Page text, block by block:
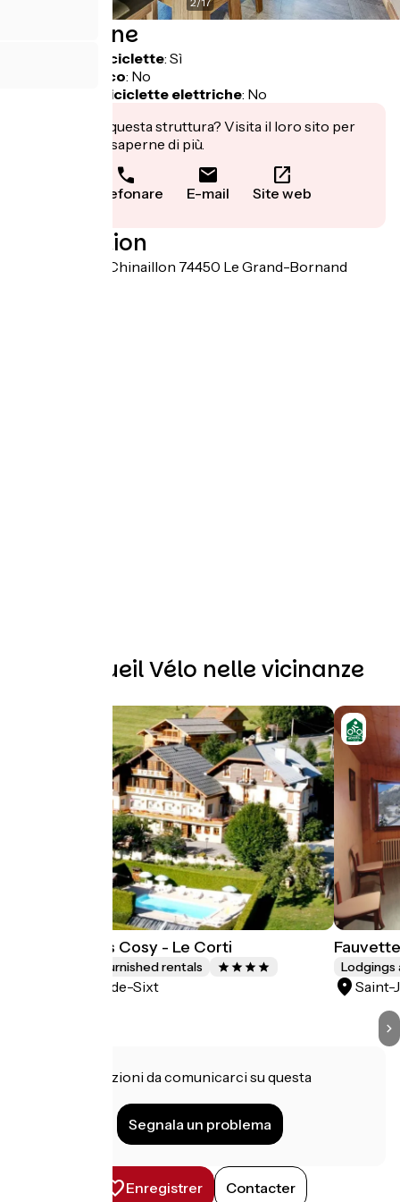
Descrizione
Garage per biciclette: Sì
Pranzo al sacco: No
Ricarica per biciclette elettriche: No
Ti interessa questa struttura? Visita il loro sito per
prenotare o saperne di più.
Telefonare E-mail Site web
Localisation
6525 route du Chinaillon 74450 Le Grand-Bornand
Altri Accueil Vélo nelle vicinanze
Chalet Aravis Cosy - Le Corti
Lodgings and furnished rentals
Saint-Jean-de-Sixt
Lodgings
Saint-
Hai informazioni da comunicarci su questa
Segnala un problema
Enregistrer Contacter